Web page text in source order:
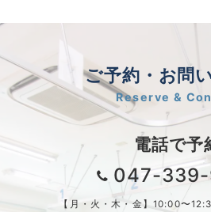
ご予約・お問
Reserve &
電話で予
047-
【月・火・木・金】10:00〜